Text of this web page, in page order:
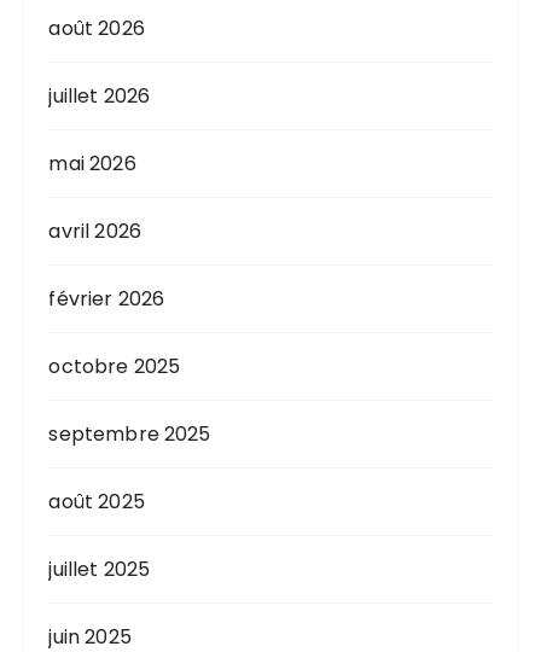
août 2026
juillet 2026
mai 2026
avril 2026
février 2026
octobre 2025
septembre 2025
août 2025
juillet 2025
juin 2025